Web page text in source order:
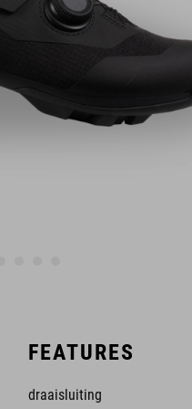
FEATURES
draaisluiting